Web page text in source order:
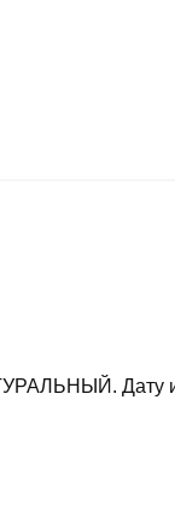
Дату и